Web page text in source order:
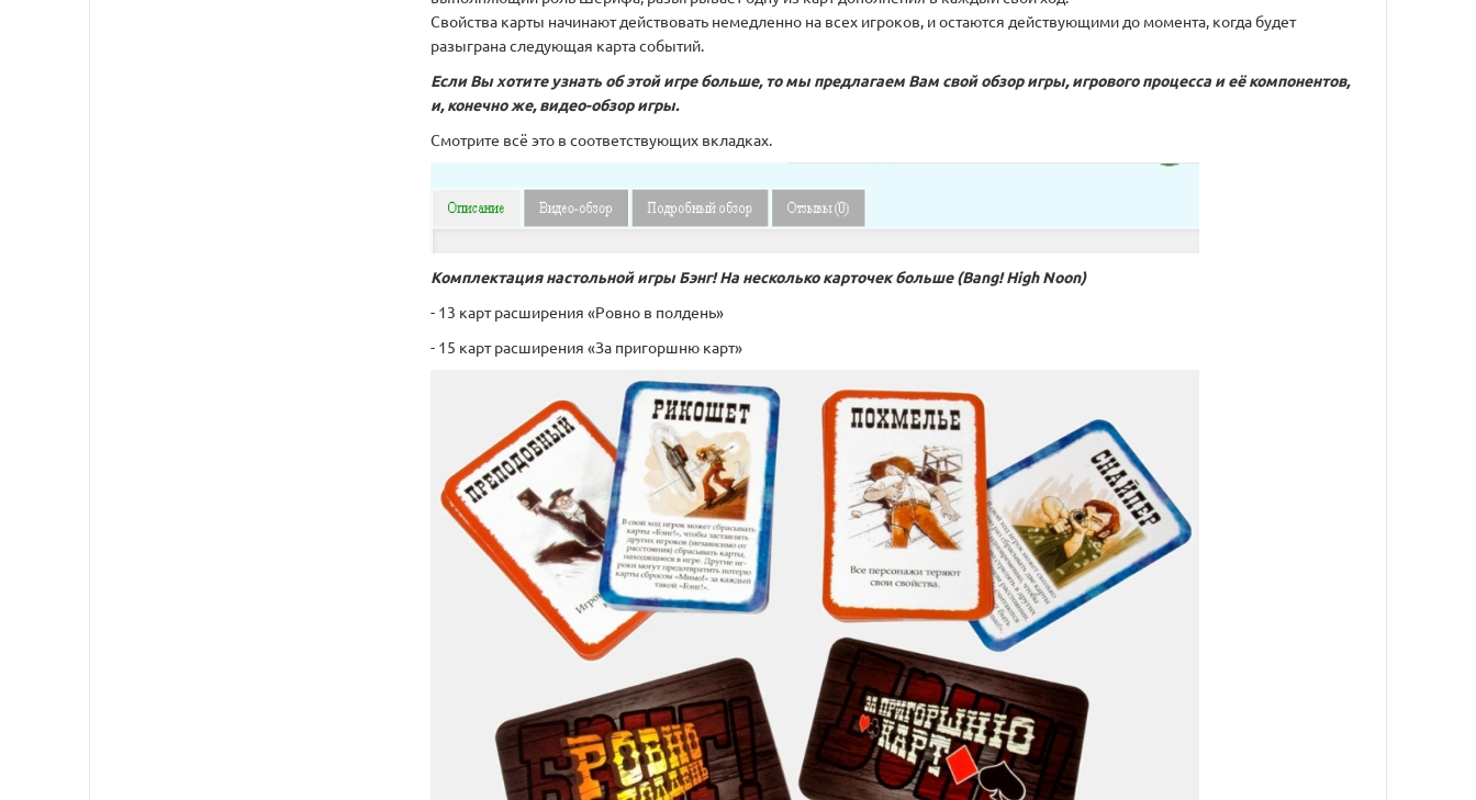
Свойства карты начинают действовать немедленно на всех игроков, и остаются действующими до момента, когда будет
разыграна следующая карта событий.
Если Вы хотите узнать об этой игре больше, то мы предлагаем Вам свой обзор игры, игрового процесса и её компонентов,
и, конечно же, видео-обзор игры.
Смотрите всё это в соответствующих вкладках.
Комплектация настольной игры Бэнг! На несколько карточек больше (Bang! High Noon)
- 13 карт расширения «Ровно в полдень»
- 15 карт расширения «За пригоршню карт»